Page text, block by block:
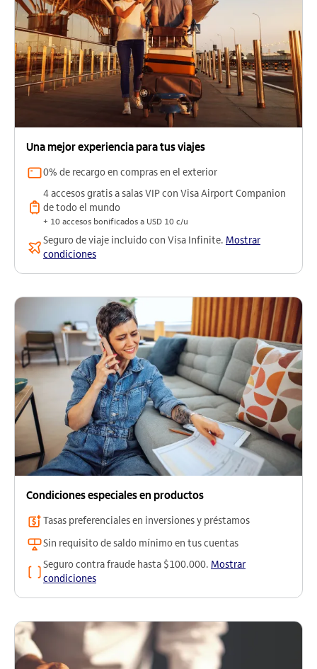
Una mejor experiencia para tus viajes
0% de recargo en compras en el exterior
4 accesos gratis a salas VIP con Visa Airport Companion
de todo el mundo
+ 10 accesos bonificados a USD 10 c/u
Seguro de viaje incluido con Visa Infinite. Mostrar
condiciones
Condiciones especiales en productos
Tasas preferenciales en inversiones y préstamos
Sin requisito de saldo mínimo en tus cuentas
Seguro contra fraude hasta $100.000. Mostrar
condiciones